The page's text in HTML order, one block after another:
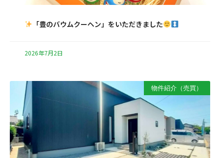
「豊のバウムクーヘン」をいただきました
2026年7月2日
物件紹介（売買）